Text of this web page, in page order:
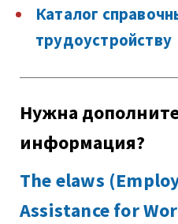
Каталог
трудоустройству
Нужна
информация?
The elaws
Assistance for